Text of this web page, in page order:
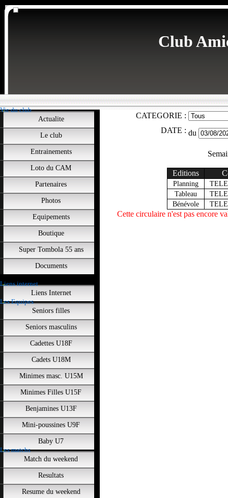
Club
Vie du club
Actualite
Le club
Entrainements
Loto du CAM
Partenaires
Photos
Equipements
Boutique
Super Tombola 55 ans
Documents
Liens internet
Liens Internet
Les Equipes
Seniors filles
Seniors masculins
Cadettes U18F
Cadets U18M
Minimes masc. U15M
Minimes Filles U15F
Benjamines U13F
Mini-poussines U9F
Baby U7
Les matchs
Match du weekend
Resultats
Resume du weekend
CATEGORIE :
DATE : du
Editions
Planning
Tableau
Bénévole
Cette circulaire n'est pas encore